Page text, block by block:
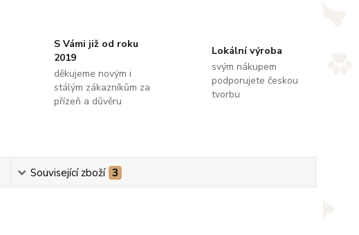
S Vámi již od roku
2019
děkujeme novým i
stálým zákazníkům za
přízeň a důvěru
Lokální výroba
svým nákupem
podporujete českou
tvorbu
Související zboží 3